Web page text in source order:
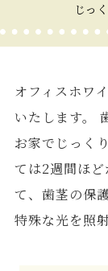
じっ
オフィスホワ
いたします。
お家でじっく
ては2週間ほ
て、歯茎の保
特殊な光を照